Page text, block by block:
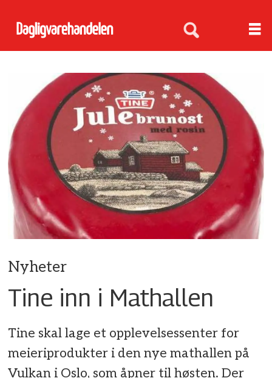
Nyheter
Tine inn i Mathallen
Tine skal lage et opplevelsessenter for
meieriprodukter i den nye mathallen på
Vulkan i Oslo, som åpner til høsten. Der